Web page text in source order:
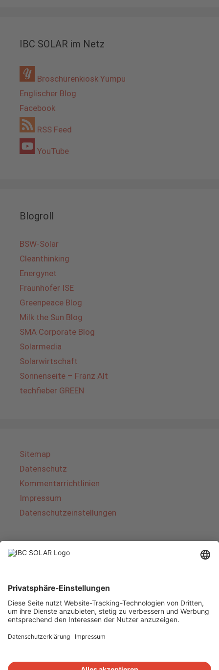
IBC SOLAR im Netz
Broschürenkiosk Yumpu
Englischer Blog
Facebook
RSS Feed
YouTube
Blogroll
BSW-Solar
Cleanthinking
Energynet
Fraunhofer ISE
Greenpeace Blog
Milk the Sun Blog
SMA Corporate Blog
Solarmedia
Solarwirtschaft
Sonnenseite – Franz Alt
techfieber GREEN
Sitemap
Datenschutz
Kommentarrichtlinien
Impressum
Datenschutzeinstellungen
Über IBC SOLAR
von Energielösungen und Dienstleistungen im
Bereich Photovoltaik und Speicher. Das
Unternehmen bietet Komplettsysteme an und
deckt das gesamte Spektrum von der Planung
bis zur schlüsselfertigen Übergabe von
Energielösungen für Eigenheime, Gewerbe und